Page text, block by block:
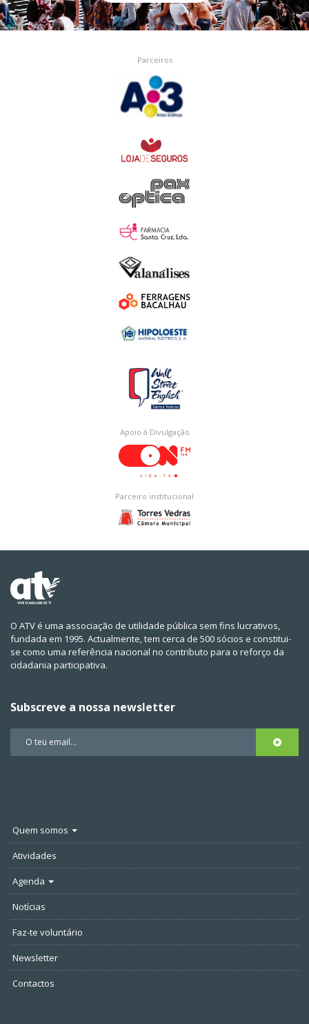
Parceiros
Apoio à Divulgação
Parceiro institucional
O ATV é uma associação de utilidade pública sem fins lucrativos,
fundada em 1995. Actualmente, tem cerca de 500 sócios e constitui-
se como uma referência nacional no contributo para o reforço da
cidadania participativa.
Subscreve a nossa newsletter
Quem somos
Atividades
Agenda
Notícias
Faz-te voluntário
Newsletter
Contactos